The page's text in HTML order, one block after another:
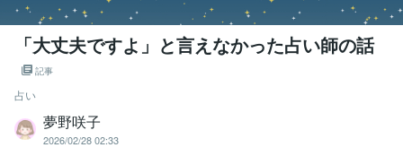
「大丈夫ですよ」と言えなかった占い師の話
記事
占い
夢野咲子
2026/02/28 02:33